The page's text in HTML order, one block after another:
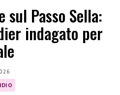
sul Passo Sella:
indagato per